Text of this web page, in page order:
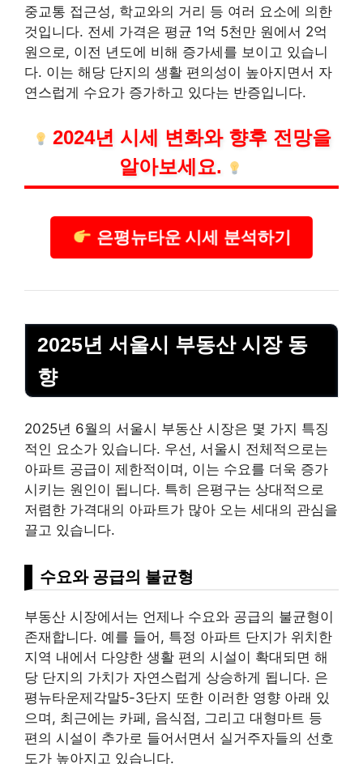
중교통 접근성, 학교와의 거리 등 여러 요소에 의한
것입니다. 전세 가격은 평균 1억 5천만 원에서 2억
원으로, 이전 년도에 비해 증가세를 보이고 있습니
다. 이는 해당 단지의 생활 편의성이 높아지면서 자
연스럽게 수요가 증가하고 있다는 반증입니다.
2024년 시세 변화와 향후 전망을
알아보세요.
은평뉴타운 시세 분석하기
2025년 서울시 부동산 시장 동
향
2025년 6월의 서울시 부동산 시장은 몇 가지 특징
적인 요소가 있습니다. 우선, 서울시 전체적으로는
아파트 공급이 제한적이며, 이는 수요를 더욱 증가
시키는 원인이 됩니다. 특히 은평구는 상대적으로
저렴한 가격대의 아파트가 많아 오는 세대의 관심을
끌고 있습니다.
수요와 공급의 불균형
부동산 시장에서는 언제나 수요와 공급의 불균형이
존재합니다. 예를 들어, 특정 아파트 단지가 위치한
지역 내에서 다양한 생활 편의 시설이 확대되면 해
당 단지의 가치가 자연스럽게 상승하게 됩니다. 은
평뉴타운제각말5-3단지 또한 이러한 영향 아래 있
으며, 최근에는 카페, 음식점, 그리고 대형마트 등
편의 시설이 추가로 들어서면서 실거주자들의 선호
도가 높아지고 있습니다.